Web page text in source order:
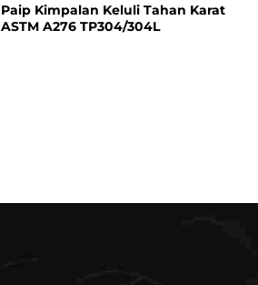
Paip Kimpalan Keluli Tahan Karat
ASTM A276 TP304/304L